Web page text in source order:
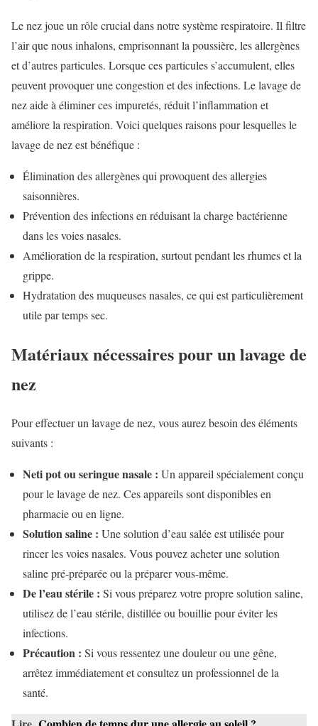
Le nez joue un rôle crucial dans notre système respiratoire. Il filtre
l’air que nous inhalons, emprisonnant la poussière, les allergènes
et d’autres particules. Lorsque ces particules s’accumulent, elles
peuvent provoquer une congestion et des infections. Le lavage de
nez aide à éliminer ces impuretés, réduit l’inflammation et
améliore la respiration. Voici quelques raisons pour lesquelles le
lavage de nez est bénéfique :
Élimination des allergènes qui provoquent des allergies
saisonnières.
Prévention des infections en réduisant la charge bactérienne
dans les voies nasales.
Amélioration de la respiration, surtout pendant les rhumes et la
grippe.
Hydratation des muqueuses nasales, ce qui est particulièrement
utile par temps sec.
Matériaux nécessaires pour un lavage de
nez
Pour effectuer un lavage de nez, vous aurez besoin des éléments
suivants :
Neti pot ou seringue nasale : Un appareil spécialement conçu
pour le lavage de nez. Ces appareils sont disponibles en
pharmacie ou en ligne.
Solution saline : Une solution d’eau salée est utilisée pour
rincer les voies nasales. Vous pouvez acheter une solution
saline pré-préparée ou la préparer vous-même.
De l’eau stérile : Si vous préparez votre propre solution saline,
utilisez de l’eau stérile, distillée ou bouillie pour éviter les
infections.
Précaution : Si vous ressentez une douleur ou une gêne,
arrêtez immédiatement et consultez un professionnel de la
santé.